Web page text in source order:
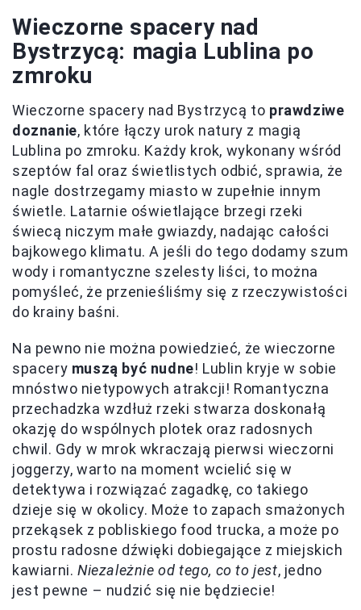
Wieczorne spacery nad
Bystrzycą: magia Lublina po
zmroku
Wieczorne spacery nad Bystrzycą to prawdziwe
doznanie, które łączy urok natury z magią
Lublina po zmroku. Każdy krok, wykonany wśród
szeptów fal oraz świetlistych odbić, sprawia, że
nagle dostrzegamy miasto w zupełnie innym
świetle. Latarnie oświetlające brzegi rzeki
świecą niczym małe gwiazdy, nadając całości
bajkowego klimatu. A jeśli do tego dodamy szum
wody i romantyczne szelesty liści, to można
pomyśleć, że przenieśliśmy się z rzeczywistości
do krainy baśni.
Na pewno nie można powiedzieć, że wieczorne
spacery muszą być nudne! Lublin kryje w sobie
mnóstwo nietypowych atrakcji! Romantyczna
przechadzka wzdłuż rzeki stwarza doskonałą
okazję do wspólnych plotek oraz radosnych
chwil. Gdy w mrok wkraczają pierwsi wieczorni
joggerzy, warto na moment wcielić się w
detektywa i rozwiązać zagadkę, co takiego
dzieje się w okolicy. Może to zapach smażonych
przekąsek z pobliskiego food trucka, a może po
prostu radosne dźwięki dobiegające z miejskich
kawiarni. Niezależnie od tego, co to jest, jedno
jest pewne – nudzić się nie będziecie!